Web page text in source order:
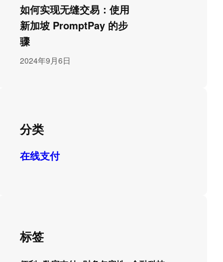
如何实现无缝交易：使用
新加坡 PromptPay 的步
骤
2024年9月6日
分类
在线支付
标签